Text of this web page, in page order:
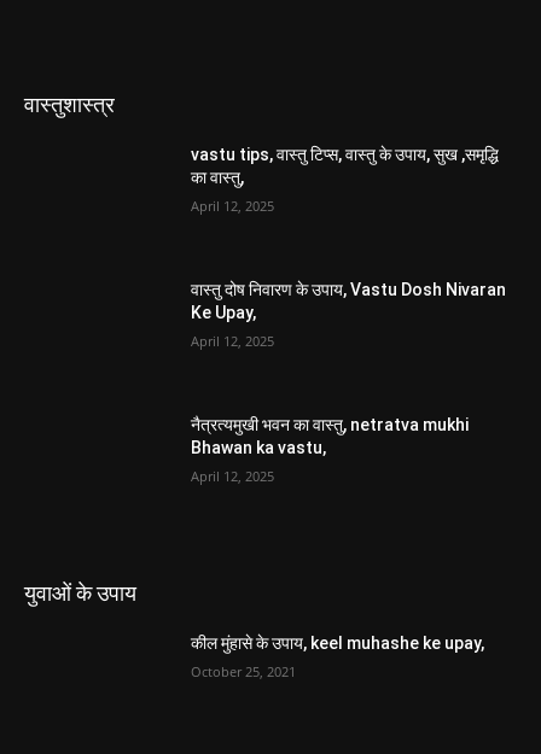
वास्तुशास्त्र
vastu tips, वास्तु टिप्स, वास्तु के उपाय, सुख ,समृद्धि
का वास्तु,
April 12, 2025
वास्तु दोष निवारण के उपाय, Vastu Dosh Nivaran
Ke Upay,
April 12, 2025
नैत्रत्यमुखी भवन का वास्तु, netratva mukhi
Bhawan ka vastu,
April 12, 2025
युवाओं के उपाय
कील मुंहासे के उपाय, keel muhashe ke upay,
October 25, 2021